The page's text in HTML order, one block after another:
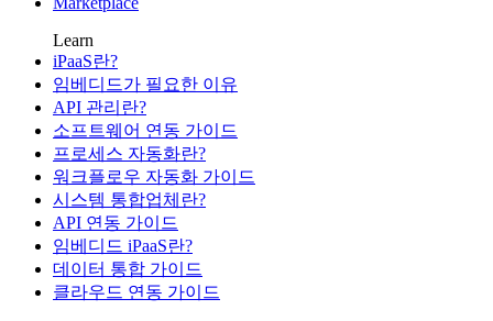
Learn
iPaaS란?
임베디드가 필요한 이유
API 관리란?
소프트웨어 연동 가이드
프로세스 자동화란?
워크플로우 자동화 가이드
시스템 통합업체란?
API 연동 가이드
임베디드 iPaaS란?
데이터 통합 가이드
클라우드 연동 가이드